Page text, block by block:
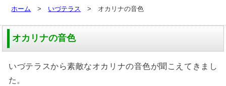
ホーム > いづテラス > オカリナの音色
オカリナの音色
いづテラスから素敵なオカリナの音色が聞こえてきまし
た。